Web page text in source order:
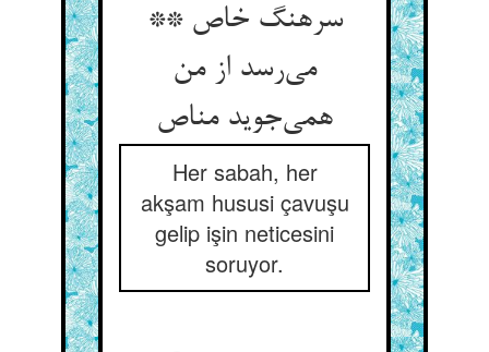
سرهنگ خاص **
می‌رسد از من
همی‌جوید مناص
Her sabah, her
akşam hususi çavuşu
gelip işin neticesini
soruyor.